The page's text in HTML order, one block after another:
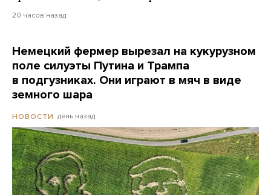
20 часов назад
Немецкий фермер вырезал на кукурузном
поле силуэты Путина и Трампа
в подгузниках. Они играют в мяч в виде
земного шара
НОВОСТИ день назад